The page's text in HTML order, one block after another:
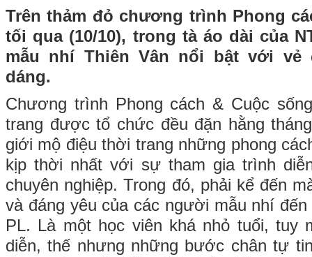
Trên thảm đỏ chương trình Phong
tối qua (10/10), trong tà áo dài của
mẫu nhí Thiên Vân nổi bật với vẻ
dáng.
Chương trình Phong cách & Cuộc
trang được tổ chức đều đặn hằng
giới mộ điệu thời trang những phong
kịp thời nhất với sự tham gia trình
chuyên nghiệp. Trong đó, phải kể đến
và đáng yêu của các người mẫu nhí
PL. Là một học viên khá nhỏ tuổi, tuy
diễn, thế nhưng những bước chân tự